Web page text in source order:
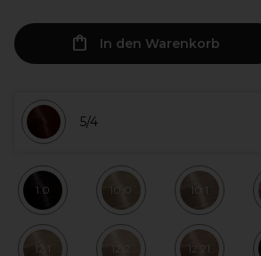
In den Warenkorb
5/4
1.0 10.0 10.1
12.1 12.2 12.21